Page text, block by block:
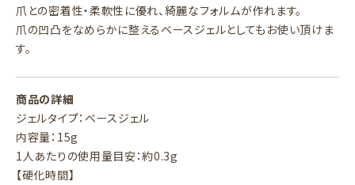
爪との密着性・柔軟性に優れ、綺麗なフォルムが作れます。
爪の凹凸をなめらかに整えるベースジェルとしてもお使い頂けま
す。
商品の詳細
ジェルタイプ：ベースジェル
内容量：15g
1人あたりの使用量目安：約0.3g
【硬化時間】